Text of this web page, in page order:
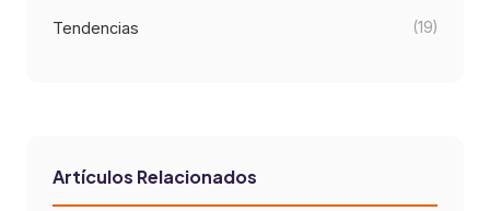
Tendencias (19)
Artículos Relacionados